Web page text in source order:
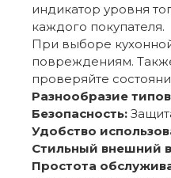
индикатор уровня
каждого покупателя.
При выборе
повреждениям.
проверяйте
Разнообразие
Безопасность:
Удобство
Стильный внешний
Простота